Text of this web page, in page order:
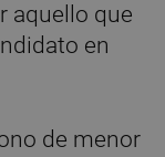
aquello que
en
de menor